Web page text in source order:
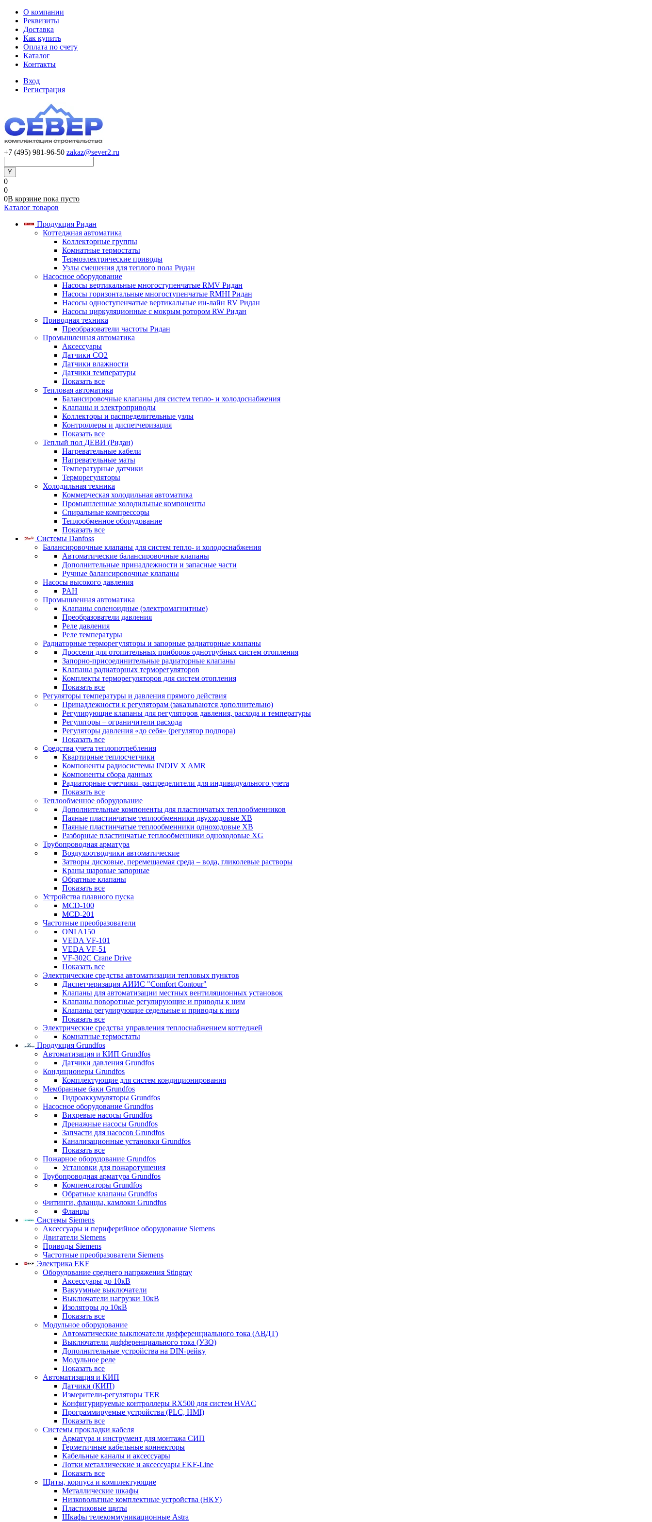
О компании
Реквизиты
Доставка
Как купить
Оплата по счету
Каталог
Контакты
Вход
Регистрация
+7 (495) 981-96-50 zakaz@sever2.ru
0
0
0В корзине пока пусто
Каталог товаров
Продукция Ридан
Коттеджная автоматика
Коллекторные группы
Комнатные термостаты
Термоэлектрические приводы
Узлы смешения для теплого пола Ридан
Насосное оборудование
Насосы вертикальные многоступенчатые RMV Ридан
Насосы горизонтальные многоступенчатые RMHI Ридан
Насосы одноступенчатые вертикальные ин-лайн RV Ридан
Насосы циркуляционные с мокрым ротором RW Ридан
Приводная техника
Преобразователи частоты Ридан
Промышленная автоматика
Аксессуары
Датчики CO2
Датчики влажности
Датчики температуры
Показать все
Тепловая автоматика
Балансировочные клапаны для систем тепло- и холодоснабжения
Клапаны и электроприводы
Коллекторы и распределительные узлы
Контроллеры и диспетчеризация
Показать все
Теплый пол ДЕВИ (Ридан)
Нагревательные кабели
Нагревательные маты
Температурные датчики
Терморегуляторы
Холодильная техника
Коммерческая холодильная автоматика
Промышленные холодильные компоненты
Спиральные компрессоры
Теплообменное оборудование
Показать все
Системы Danfoss
Балансировочные клапаны для систем тепло- и холодоснабжения
Автоматические балансировочные клапаны
Дополнительные принадлежности и запасные части
Ручные балансировочные клапаны
Насосы высокого давления
PAH
Промышленная автоматика
Клапаны соленоидные (электромагнитные)
Преобразователи давления
Реле давления
Реле температуры
Радиаторные терморегуляторы и запорные радиаторные клапаны
Дроссели для отопительных приборов однотрубных систем отопления
Запорно-присоединительные радиаторные клапаны
Клапаны радиаторных терморегуляторов
Комплекты терморегуляторов для систем отопления
Показать все
Регуляторы температуры и давления прямого действия
Принадлежности к регуляторам (заказываются дополнительно)
Регулирующие клапаны для регуляторов давления, расхода и температуры
Регуляторы – ограничители расхода
Регуляторы давления «до себя» (регулятор подпора)
Показать все
Средства учета теплопотребления
Квартирные теплосчетчики
Компоненты радиосистемы INDIV X AMR
Компоненты сбора данных
Радиаторные счетчики–распределители для индивидуального учета
Показать все
Теплообменное оборудование
Дополнительные компоненты для пластинчатых теплообменников
Паяные пластинчатые теплообменники двухходовые XB
Паяные пластинчатые теплообменники одноходовые ХВ
Разборные пластинчатые теплообменники одноходовые ХG
Трубопроводная арматура
Воздухоотводчики автоматические
Затворы дисковые, перемещаемая среда – вода, гликолевые растворы
Краны шаровые запорные
Обратные клапаны
Показать все
Устройства плавного пуска
MCD-100
MCD-201
Частотные преобразователи
ONI A150
VEDA VF-101
VEDA VF-51
VF-302C Crane Drive
Показать все
Электрические средства автоматизации тепловых пунктов
Диспетчеризация АИИС "Comfort Contour"
Клапаны для автоматизации местных вентиляционных установок
Клапаны поворотные регулирующие и приводы к ним
Клапаны регулирующие седельные и приводы к ним
Показать все
Электрические средства управления теплоснабжением коттеджей
Комнатные термостаты
Продукция Grundfos
Автоматизация и КИП Grundfos
Датчики давления Grundfos
Кондиционеры Grundfos
Комплектующие для систем кондиционирования
Мембранные баки Grundfos
Гидроаккумуляторы Grundfos
Насосное оборудование Grundfos
Вихревые насосы Grundfos
Дренажные насосы Grundfos
Запчасти для насосов Grundfos
Канализационные установки Grundfos
Показать все
Пожарное оборудование Grundfos
Установки для пожаротушения
Трубопроводная арматура Grundfos
Компенсаторы Grundfos
Обратные клапаны Grundfos
Фитинги, фланцы, камлоки Grundfos
Фланцы
Системы Siemens
Аксессуары и периферийное оборудование Siemens
Двигатели Siemens
Приводы Siemens
Частотные преобразователи Siemens
Электрика EKF
Оборудование среднего напряжения Stingray
Аксессуары до 10кВ
Вакуумные выключатели
Выключатели нагрузки 10кВ
Изоляторы до 10кВ
Показать все
Модульное оборудование
Автоматические выключатели дифференциального тока (АВДТ)
Выключатели дифференциального тока (УЗО)
Дополнительные устройства на DIN-рейку
Модульное реле
Показать все
Автоматизация и КИП
Датчики (КИП)
Измерители-регуляторы TER
Конфигурируемые контроллеры RX500 для систем HVAC
Программируемые устройства (PLC, HMI)
Показать все
Системы прокладки кабеля
Арматура и инструмент для монтажа СИП
Герметичные кабельные коннекторы
Кабельные каналы и аксессуары
Лотки металлические и аксессуары EKF-Line
Показать все
Щиты, корпуса и комплектующие
Металлические шкафы
Низковольтные комплектные устройства (НКУ)
Пластиковые щиты
Шкафы телекоммуникационные Astra